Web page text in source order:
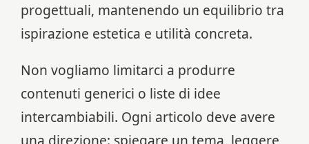
progettuali, mantenendo un equilibrio tra
ispirazione estetica e utilità concreta.
Non vogliamo limitarci a produrre
contenuti generici o liste di idee
intercambiabili. Ogni articolo deve avere